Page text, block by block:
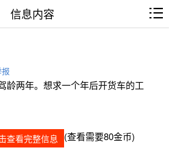
信息内容
龄两年。想求一个年后开货车的工
查看完整信息 (查看需要80金币)